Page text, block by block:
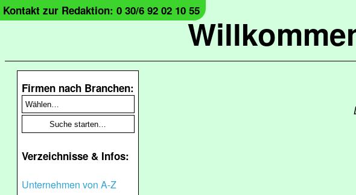
Kontakt zur Redaktion: 0 30/6 92 02 10 55
Firmen nach Branchen:
Verzeichnisse & Infos:
Unternehmen von A-Z